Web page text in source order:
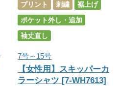
プリント 刺繍
裾上げ
ポケット外し・追加
袖丈直し
7号～15号
【女性用】スキッパーカ
ラーシャツ [7-WH7613]